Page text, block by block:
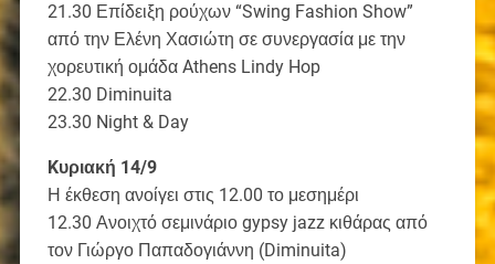
21.30 Επίδειξη ρούχων “Swing Fashion Show”
από την Ελένη Χασιώτη σε συνεργασία με την
χορευτική ομάδα Athens Lindy Hop
22.30 Diminuita
23.30 Night & Day
Kυριακή 14/9
Η έκθεση ανοίγει στις 12.00 το μεσημέρι
12.30 Ανοιχτό σεμινάριο gypsy jazz κιθάρας από
τον Γιώργο Παπαδογιάννη (Diminuita)